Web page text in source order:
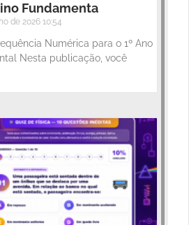
Fundamenta
de 2026 10:54
Numérica para o 1º Ano
Nesta publicação, você